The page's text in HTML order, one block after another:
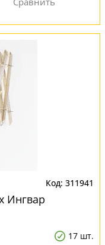
311941
Ингвар
17 шт.